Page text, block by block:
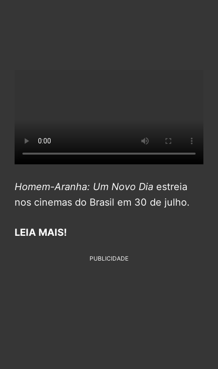
Homem-Aranha: Um Novo Dia estreia
nos cinemas do Brasil em 30 de julho.
LEIA MAIS!
PUBLICIDADE